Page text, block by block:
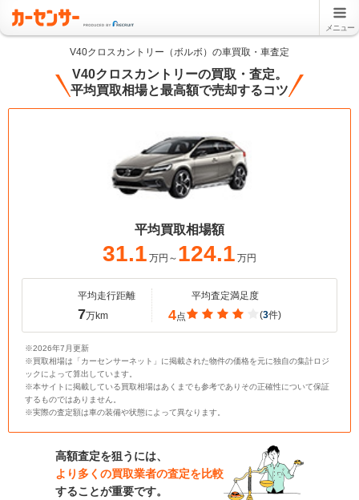
メニュー
V40クロスカントリー（ボルボ）の車買取・車査定
V40クロスカントリーの買取・査定。
平均買取相場と最高額で売却するコツ
平均買取相場額
31.1 万円～ 124.1 万円
平均走行距離
7万km
平均査定満足度
4点 (3件)
※2026年7月更新
※買取相場は「カーセンサーネット」に掲載された物件の価格を元に独自の集計ロジ
ックによって算出しています。
※本サイトに掲載している買取相場はあくまでも参考でありその正確性について保証
するものではありません。
※実際の査定額は車の装備や状態によって異なります。
高額査定を狙うには、
より多くの買取業者の査定を比較
することが重要です。